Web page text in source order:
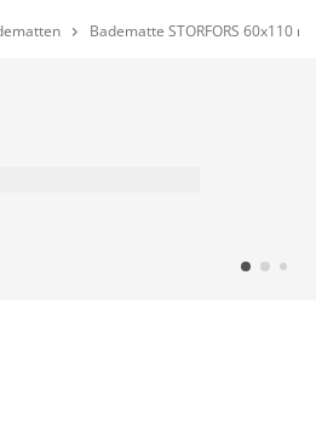
 Badematte STORFORS 60x110